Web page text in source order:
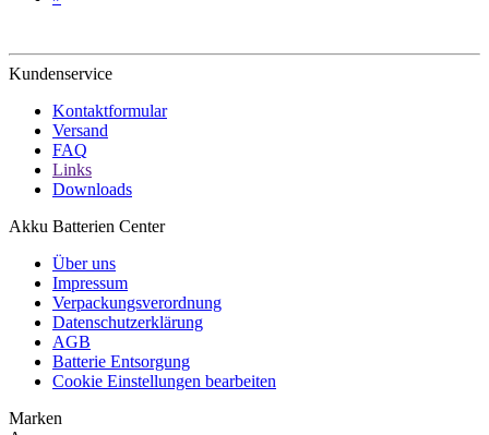
Kundenservice
Kontaktformular
Versand
FAQ
Links
Downloads
Akku Batterien Center
Über uns
Impressum
Verpackungsverordnung
Datenschutzerklärung
AGB
Batterie Entsorgung
Cookie Einstellungen bearbeiten
Marken